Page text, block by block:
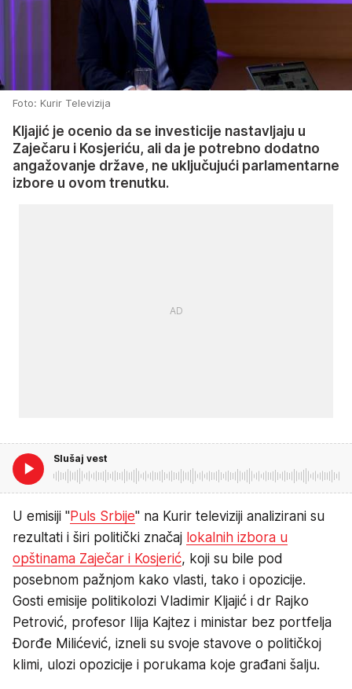
Foto: Kurir Televizija
Kljajić je ocenio da se investicije nastavljaju u
Zaječaru i Kosjeriću, ali da je potrebno dodatno
angažovanje države, ne uključujući parlamentarne
izbore u ovom trenutku.
Slušaj vest
U emisiji "Puls Srbije" na Kurir televiziji analizirani su
rezultati i širi politički značaj lokalnih izbora u
opštinama Zaječar i Kosjerić, koji su bile pod
posebnom pažnjom kako vlasti, tako i opozicije.
Gosti emisije politikolozi Vladimir Kljajić i dr Rajko
Petrović, profesor Ilija Kajtez i ministar bez portfelja
Đorđe Milićević, izneli su svoje stavove o političkoj
klimi, ulozi opozicije i porukama koje građani šalju.